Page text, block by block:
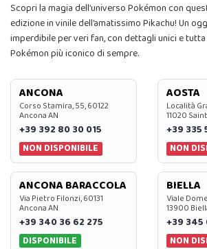
Scopri la magia dell’universo Pokémon con
edizione in vinile dell’amatissimo Pikachu! Un
imperdibile per veri fan, con dettagli unici e tutta
Pokémon più iconico di sempre.
ANCONA
Corso Stamira, 55, 60122
Ancona AN
+39 392 80 30 015
NON DISPONIBILE
AOSTA
Località
11020 Saint
+39 335
NON
ANCONA BARACCOLA
Via Pietro Filonzi, 60131
Ancona AN
+39 340 36 62 275
DISPONIBILE
BIELLA
Viale
13900
+39 345
NON